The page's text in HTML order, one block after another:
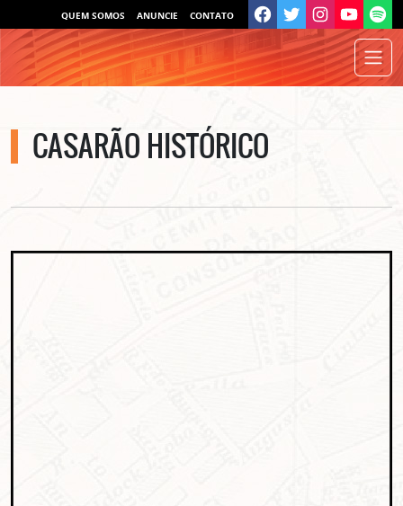
QUEM SOMOS ANUNCIE CONTATO
CASARÃO HISTÓRICO